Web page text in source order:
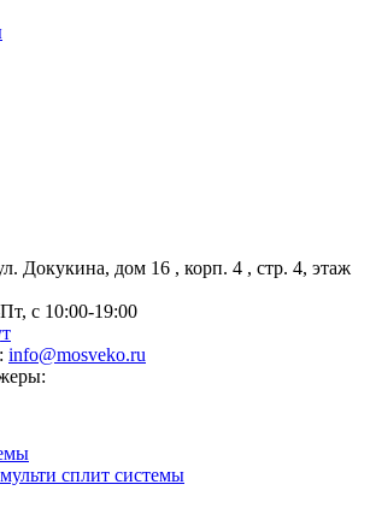
Докукина, дом 16 , корп. 4 , стр. 4, этаж
с 10:00-19:00
info@mosveko.ru
сплит системы